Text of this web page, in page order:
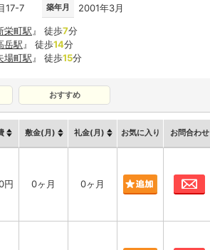
17-7 築年月 2001年3月
栄町駅 』 徒歩7分
岳駅 』 徒歩14分
場町駅 』 徒歩15分
おすすめ
敷金(月) 礼金(月) お気に入り お問合わせ
円 0ヶ月 0ヶ月